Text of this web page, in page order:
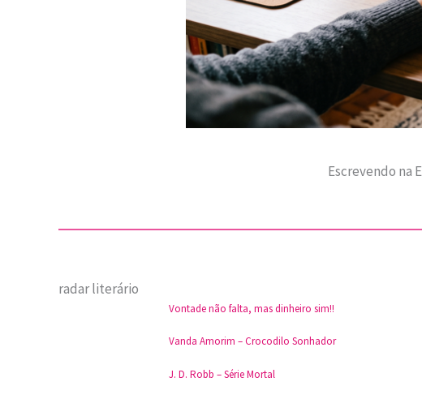
Escrevendo na
radar literário
Vontade não falta, mas dinheiro sim!!
Vanda Amorim – Crocodilo Sonhador
J. D. Robb – Série Mortal